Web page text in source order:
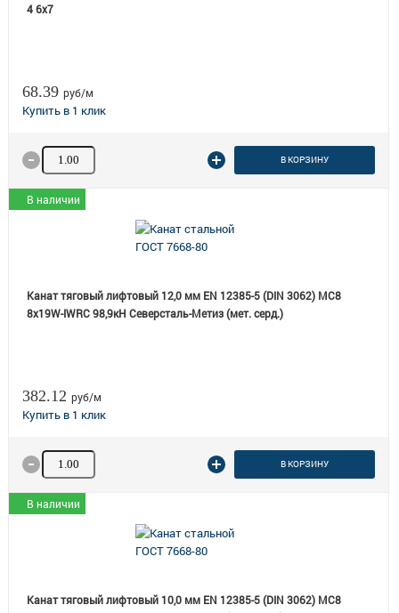
4 6x7
68.39 руб/м
Количество товара В КОРЗИНУ
В наличии
Канат тяговый лифтовый 12,0 мм EN 12385-5 (DIN 3062) МС8
8х19W-IWRC 98,9кН Северсталь-Метиз (мет. cерд.)
382.12 руб/м
Количество товара В КОРЗИНУ
В наличии
Канат тяговый лифтовый 10,0 мм EN 12385-5 (DIN 3062) МС8